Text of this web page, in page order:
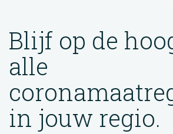
Blijf op de
alle
in jouw regio.